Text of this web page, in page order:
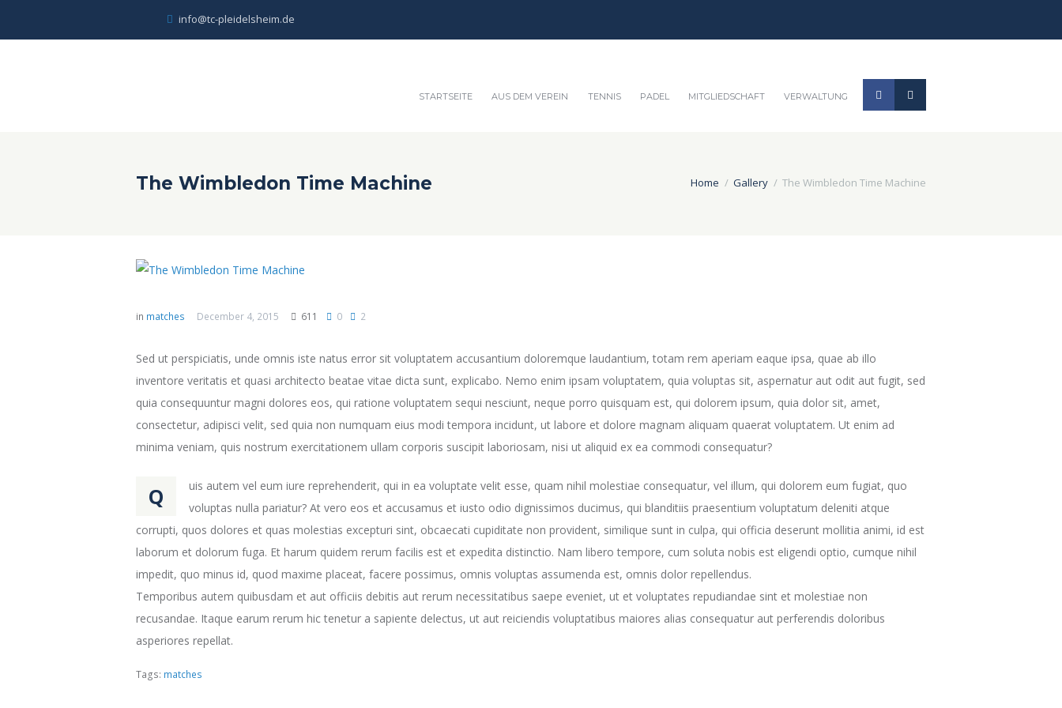
info@tc-pleidelsheim.de
STARTSEITE AUS DEM VEREIN TENNIS PADEL MITGLIEDSCHAFT VERWALTUNG
The Wimbledon Time Machine Home Gallery The Wimbledon Time Machine
in matches December 4, 2015 611 0 2
Sed ut perspiciatis, unde omnis iste natus error sit voluptatem accusantium doloremque laudantium, totam rem aperiam eaque ipsa, quae ab illo
inventore veritatis et quasi architecto beatae vitae dicta sunt, explicabo. Nemo enim ipsam voluptatem, quia voluptas sit, aspernatur aut odit aut fugit, sed
quia consequuntur magni dolores eos, qui ratione voluptatem sequi nesciunt, neque porro quisquam est, qui dolorem ipsum, quia dolor sit, amet,
consectetur, adipisci velit, sed quia non numquam eius modi tempora incidunt, ut labore et dolore magnam aliquam quaerat voluptatem. Ut enim ad
minima veniam, quis nostrum exercitationem ullam corporis suscipit laboriosam, nisi ut aliquid ex ea commodi consequatur?
Q
uis autem vel eum iure reprehenderit, qui in ea voluptate velit esse, quam nihil molestiae consequatur, vel illum, qui dolorem eum fugiat, quo
voluptas nulla pariatur? At vero eos et accusamus et iusto odio dignissimos ducimus, qui blanditiis praesentium voluptatum deleniti atque
corrupti, quos dolores et quas molestias excepturi sint, obcaecati cupiditate non provident, similique sunt in culpa, qui officia deserunt mollitia animi, id est
laborum et dolorum fuga. Et harum quidem rerum facilis est et expedita distinctio. Nam libero tempore, cum soluta nobis est eligendi optio, cumque nihil
impedit, quo minus id, quod maxime placeat, facere possimus, omnis voluptas assumenda est, omnis dolor repellendus.
Temporibus autem quibusdam et aut officiis debitis aut rerum necessitatibus saepe eveniet, ut et voluptates repudiandae sint et molestiae non
recusandae. Itaque earum rerum hic tenetur a sapiente delectus, ut aut reiciendis voluptatibus maiores alias consequatur aut perferendis doloribus
asperiores repellat.
Tags: matches